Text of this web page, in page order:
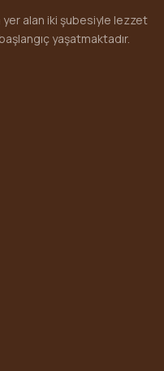
yer alan iki şubesiyle lezzet
yaşatmaktadır.